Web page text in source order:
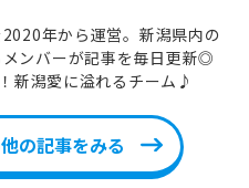
年から運営。新潟県内の
ンバーが記事を毎日更新◎
新潟愛に溢れるチーム♪
の記事をみる